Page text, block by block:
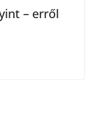
– erről